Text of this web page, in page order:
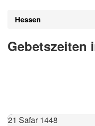
Hessen
Gebetszeiten
21 Safar 1448